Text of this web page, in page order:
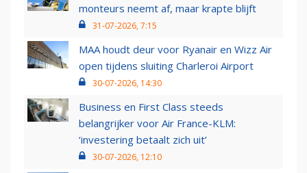
monteurs neemt af, maar krapte blijft
31-07-2026, 7:15
MAA houdt deur voor Ryanair en Wizz Air
open tijdens sluiting Charleroi Airport
30-07-2026, 14:30
Business en First Class steeds
belangrijker voor Air France-KLM:
‘investering betaalt zich uit’
30-07-2026, 12:10